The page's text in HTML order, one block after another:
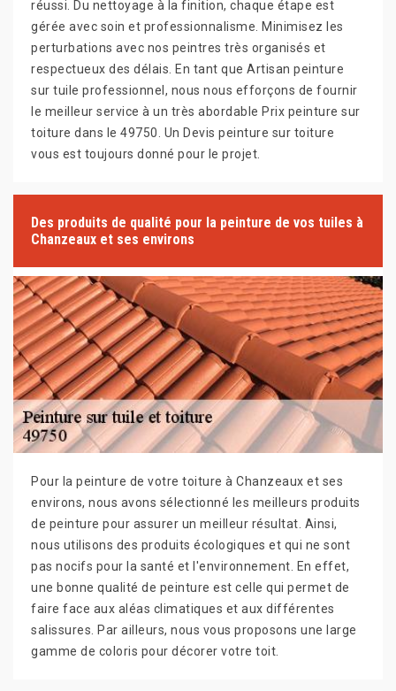
réussi. Du nettoyage à la finition, chaque étape est
gérée avec soin et professionnalisme. Minimisez les
perturbations avec nos peintres très organisés et
respectueux des délais. En tant que Artisan peinture
sur tuile professionnel, nous nous efforçons de fournir
le meilleur service à un très abordable Prix peinture sur
toiture dans le 49750. Un Devis peinture sur toiture
vous est toujours donné pour le projet.
Des produits de qualité pour la peinture de vos tuiles à
Chanzeaux et ses environs
Pour la peinture de votre toiture à Chanzeaux et ses
environs, nous avons sélectionné les meilleurs produits
de peinture pour assurer un meilleur résultat. Ainsi,
nous utilisons des produits écologiques et qui ne sont
pas nocifs pour la santé et l'environnement. En effet,
une bonne qualité de peinture est celle qui permet de
faire face aux aléas climatiques et aux différentes
salissures. Par ailleurs, nous vous proposons une large
gamme de coloris pour décorer votre toit.